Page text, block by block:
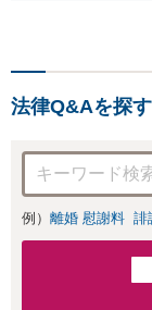
法律Q&Aを探す
例） 離婚 慰謝料 誹